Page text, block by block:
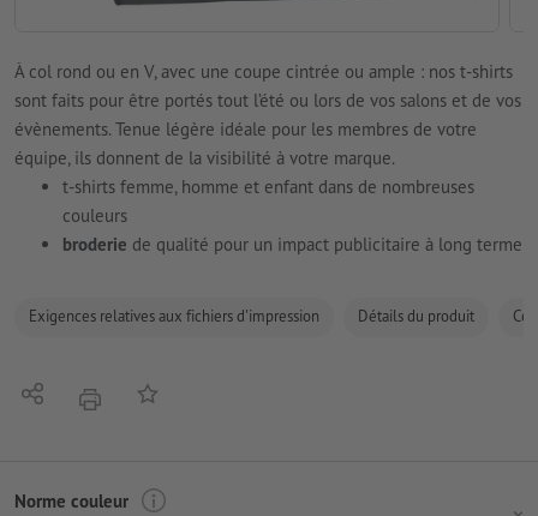
À col rond ou en V, avec une coupe cintrée ou ample : nos t-shirts
sont faits pour être portés tout l’été ou lors de vos salons et de vos
évènements. Tenue légère idéale pour les membres de votre
équipe, ils donnent de la visibilité à votre marque.
t-shirts femme, homme et enfant dans de nombreuses
couleurs
broderie de qualité pour un impact publicitaire à long terme
Exigences relatives aux fichiers d'impression Détails du produit
PartagerimprimerAjouter à liste d'article
Norme couleur